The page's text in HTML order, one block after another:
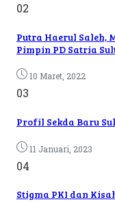
02
Putra Haerul Saleh,
Pimpin PD Satria
10 Maret, 2022
03
Profil Sekda Baru
11 Januari, 2023
04
Stigma PKI dan